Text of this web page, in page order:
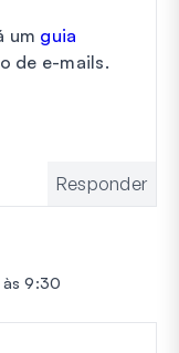
um guia
de e-mails.
Responder
9:30